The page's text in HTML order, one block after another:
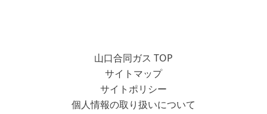
山口合同ガス TOP
サイトマップ
サイトポリシー
個人情報の取り扱いについて